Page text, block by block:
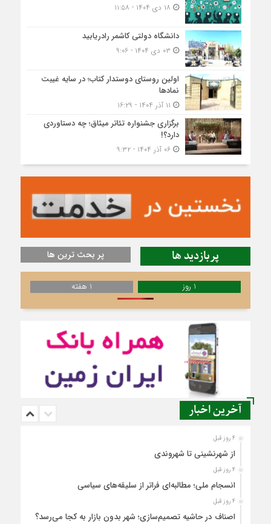
دانشگاه دولتی کاشمر‌ رادریابید
اولین روستای دوستدار کتاب؛ در سایه غیبت
نمادها
برگزاری جشنواره تئاتر میثاق؛ چه دستاوردی
دارد؟!
۰۶ آذر ۱۴۰۴ - ۹:۳۲
پربازدید ها پر بحث ترین ها
1 روز 1 هفته
آخرین اخبار
4 روز قبل
از شهرنشینی تا شهروندی
4 روز قبل
انسجام ملی؛ مطالبه‌ای فراتر از سلیقه‌های سیاسی
4 روز قبل
اصناف در حاشیه تصمیم‌سازی؛ شهر بدون بازار به کجا می‌رسد؟